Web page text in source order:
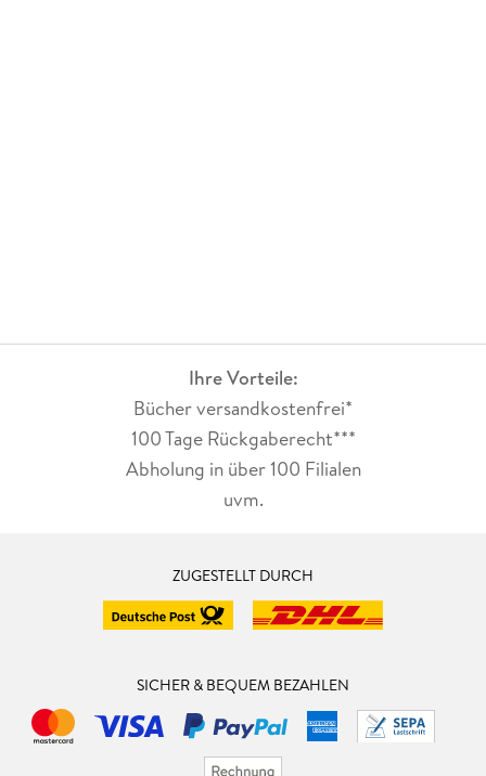
Ihre Vorteile:
Bücher versandkostenfrei*
100 Tage Rückgaberecht***
Abholung in über 100 Filialen
uvm.
ZUGESTELLT DURCH
SICHER & BEQUEM BEZAHLEN